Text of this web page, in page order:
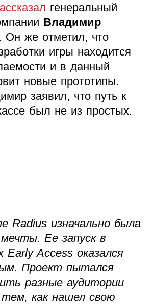
генеральный
Владимир
. Он же отметил, что
игры находится
и в данный
новые прототипы.
заявил, что путь к
был не из простых.
Radius изначально была
Ее запуск в
Early Access оказался
Проект пытался
разные аудитории
тем, как нашел свою